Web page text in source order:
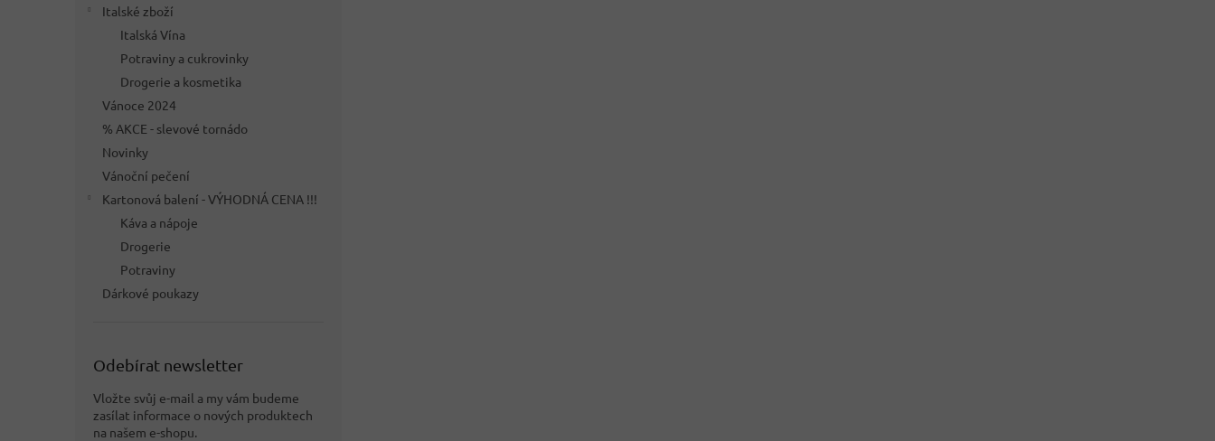
Italské zboží
Italská Vína
Potraviny a cukrovinky
Drogerie a kosmetika
Vánoce 2024
% AKCE - slevové tornádo
Novinky
Vánoční pečení
Kartonová balení - VÝHODNÁ CENA !!!
Káva a nápoje
Drogerie
Potraviny
Dárkové poukazy
Odebírat newsletter
Vložte svůj e-mail a my vám budeme
zasílat informace o nových produktech
na našem e-shopu.